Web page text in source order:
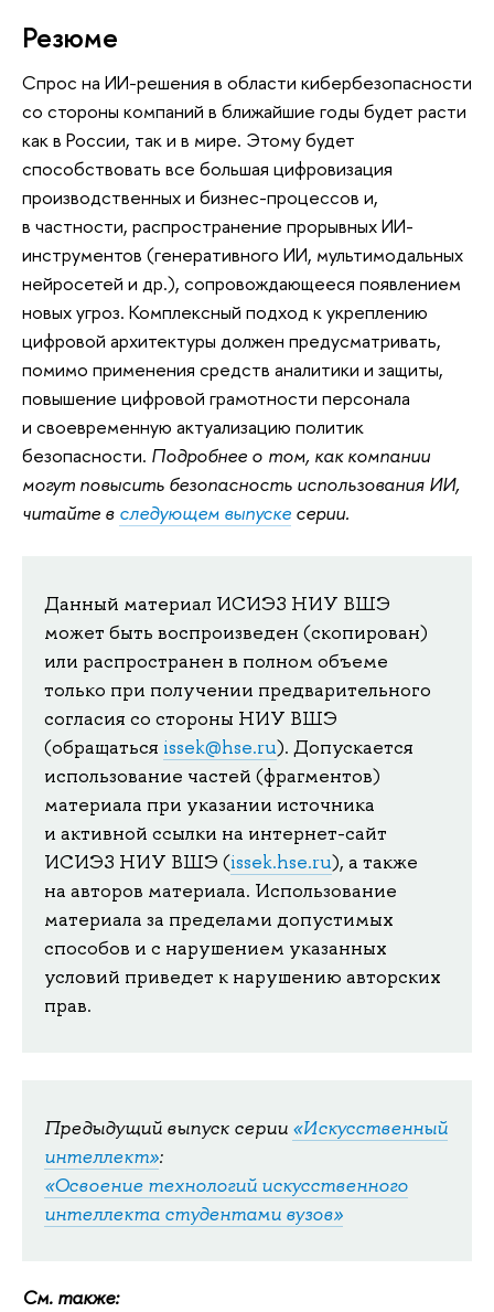
Резюме
Cпрос на ИИ-решения в области кибербезопасности
со стороны компаний в ближайшие годы будет расти
как в России, так и в мире. Этому будет
способствовать все большая цифровизация
производственных и бизнес-процессов и,
в частности, распространение прорывных ИИ-
инструментов (генеративного ИИ, мультимодальных
нейросетей и др.), сопровождающееся появлением
новых угроз. Комплексный подход к укреплению
цифровой архитектуры должен предусматривать,
помимо применения средств аналитики и защиты,
повышение цифровой грамотности персонала
и своевременную актуализацию политик
безопасности. Подробнее о том, как компании
могут повысить безопасность использования ИИ,
читайте в следующем выпуске серии.
Данный материал ИСИЭЗ НИУ ВШЭ
может быть воспроизведен (скопирован)
или распространен в полном объеме
только при получении предварительного
согласия со стороны НИУ ВШЭ
(обращаться issek@hse.ru). Допускается
использование частей (фрагментов)
материала при указании источника
и активной ссылки на интернет-сайт
ИСИЭЗ НИУ ВШЭ (issek.hse.ru), а также
на авторов материала. Использование
материала за пределами допустимых
способов и с нарушением указанных
условий приведет к нарушению авторских
прав.
Предыдущий выпуск серии «Искусственный
интеллект»:
«Освоение технологий искусственного
интеллекта студентами вузов»
См. также: